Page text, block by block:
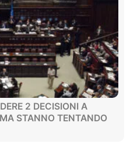
2 DECISIONI A
STANNO TENTANDO